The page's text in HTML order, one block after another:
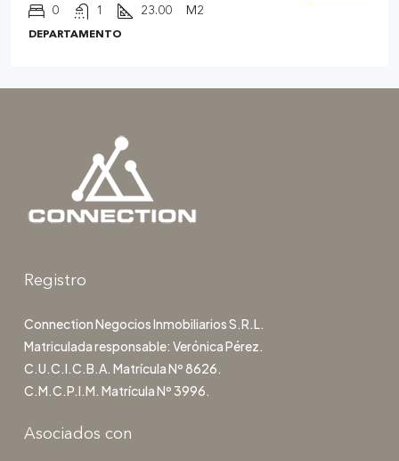
0 1 23.00 M2
DEPARTAMENTO
Registro
Connection Negocios Inmobiliarios S.R.L.
Matriculada responsable: Verónica Pérez.
C.U.C.I.C.B.A. Matrícula Nº 8626.
C.M.C.P.I.M. Matrícula Nº 3996.
Asociados con